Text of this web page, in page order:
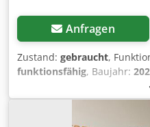
Anfragen
Zustand: gebraucht,
funktionsfähig, Baujahr:
,
mm, Kraftstofftyp:elektrisch